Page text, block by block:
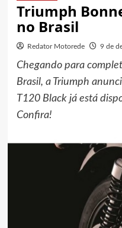
Triumph
no Brasil
Redator Motorede 9 de
Chegando para
Brasil, a Triumph
T120 Black já está
Confira!